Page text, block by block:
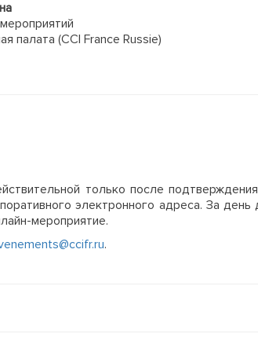
палата (CCI France Russie)
только после
электронного адреса. За день
мероприятие.
.